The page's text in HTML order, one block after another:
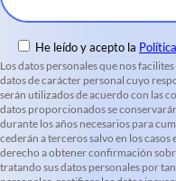
He leído y acepto la
Los datos personales que nos
datos de carácter personal cuyo
serán utilizados de acuerdo con las
datos proporcionados se
durante los años necesarios para
cederán a terceros salvo en los
derecho a obtener confirmación
tratando sus datos personales por